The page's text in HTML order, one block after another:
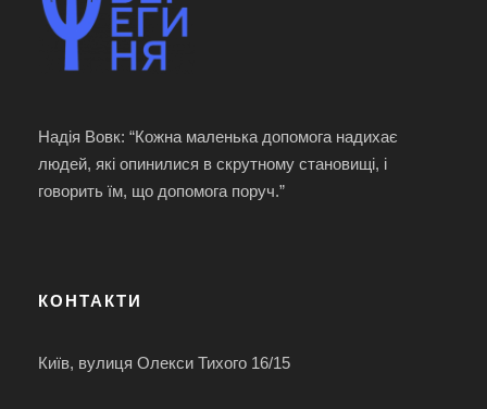
Надія Вовк: “Кожна маленька допомога надихає
людей, які опинилися в скрутному становищі, і
говорить їм, що допомога поруч.”
КОНТАКТИ
Київ, вулиця Олекси Тихого 16/15